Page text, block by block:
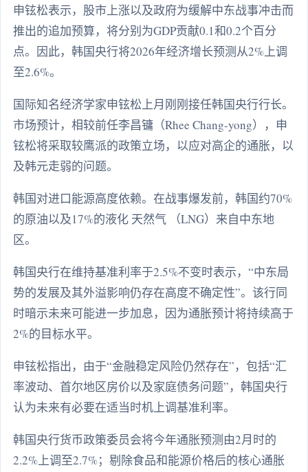
申铉松表示，股市上涨以及政府为缓解中东战事冲击而
推出的追加预算，将分别为GDP贡献0.1和0.2个百分
点。因此，韩国央行将2026年经济增长预测从2%上调
至2.6%。
国际知名经济学家申铉松上月刚刚接任韩国央行行长。
市场预计，相较前任李昌镛（Rhee Chang-yong），申
铉松将采取较鹰派的政策立场，以应对高企的通胀，以
及韩元走弱的问题。
韩国对进口能源高度依赖。在战事爆发前，韩国约70%
的原油以及17%的液化 天然气 （LNG）来自中东地
区。
韩国央行在维持基准利率于2.5%不变时表示，“中东局
势的发展及其外溢影响仍存在高度不确定性”。该行同
时暗示未来可能进一步加息，因为通胀预计将持续高于
2%的目标水平。
申铉松指出，由于“金融稳定风险仍然存在”，包括“汇
率波动、首尔地区房价以及家庭债务问题”，韩国央行
认为未来有必要在适当时机上调基准利率。
韩国央行货币政策委员会将今年通胀预测由2月时的
2.2%上调至2.7%；剔除食品和能源价格后的核心通胀